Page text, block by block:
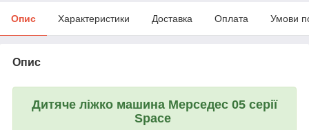
Опис Характеристики Доставка Оплата Умови
Опис
Дитяче ліжко машина Мерседес 05 серії
Space